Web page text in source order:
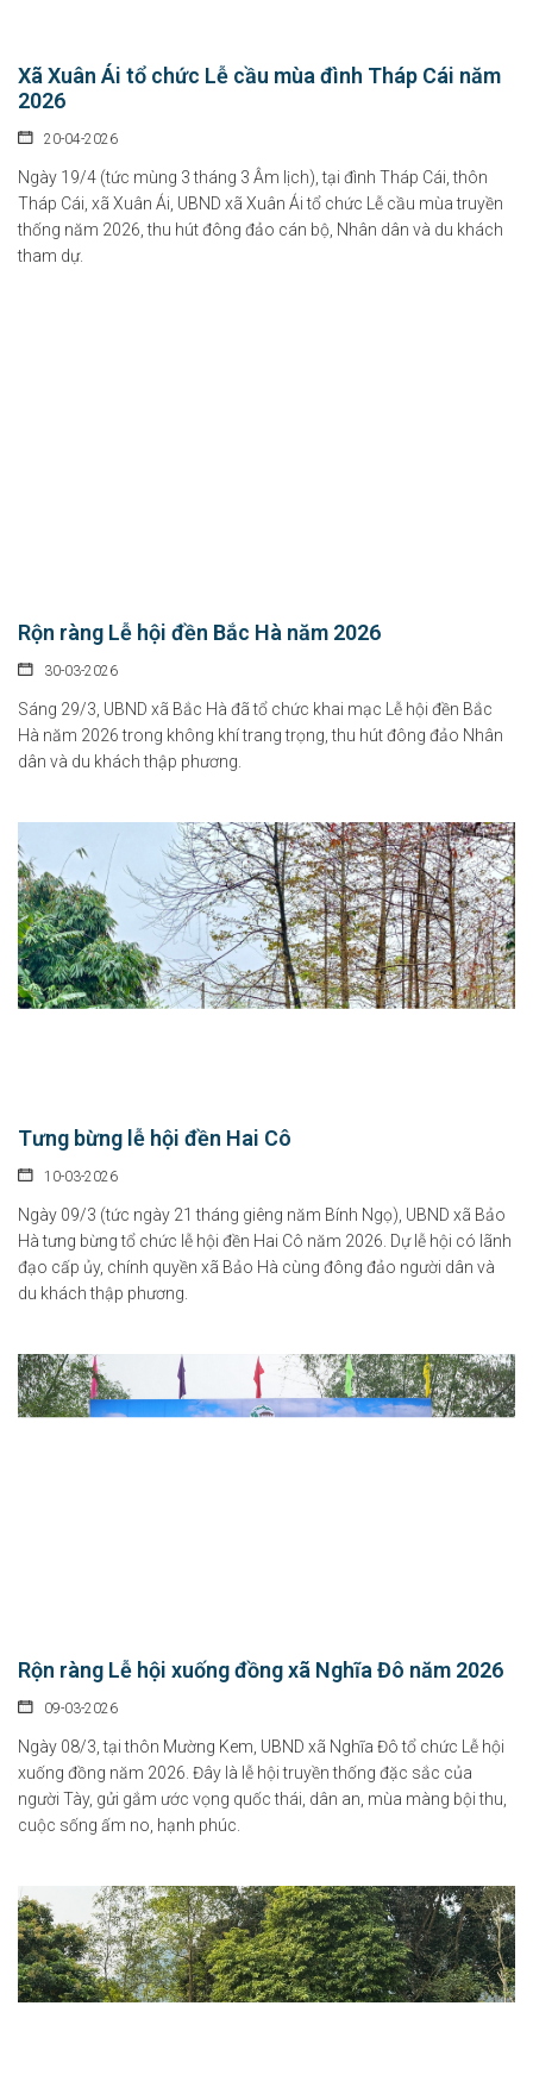
Xã Xuân Ái tổ chức Lễ cầu mùa đình Tháp Cái năm
2026
20-04-2026
Ngày 19/4 (tức mùng 3 tháng 3 Âm lịch), tại đình Tháp Cái, thôn
Tháp Cái, xã Xuân Ái, UBND xã Xuân Ái tổ chức Lễ cầu mùa truyền
thống năm 2026, thu hút đông đảo cán bộ, Nhân dân và du khách
tham dự.
Rộn ràng Lễ hội đền Bắc Hà năm 2026
30-03-2026
Sáng 29/3, UBND xã Bắc Hà đã tổ chức khai mạc Lễ hội đền Bắc
Hà năm 2026 trong không khí trang trọng, thu hút đông đảo Nhân
dân và du khách thập phương.
Tưng bừng lễ hội đền Hai Cô
10-03-2026
Ngày 09/3 (tức ngày 21 tháng giêng năm Bính Ngọ), UBND xã Bảo
Hà tưng bừng tổ chức lễ hội đền Hai Cô năm 2026. Dự lễ hội có lãnh
đạo cấp ủy, chính quyền xã Bảo Hà cùng đông đảo người dân và
du khách thập phương.
Rộn ràng Lễ hội xuống đồng xã Nghĩa Đô năm 2026
09-03-2026
Ngày 08/3, tại thôn Mường Kem, UBND xã Nghĩa Đô tổ chức Lễ hội
xuống đồng năm 2026. Đây là lễ hội truyền thống đặc sắc của
người Tày, gửi gắm ước vọng quốc thái, dân an, mùa màng bội thu,
cuộc sống ấm no, hạnh phúc.